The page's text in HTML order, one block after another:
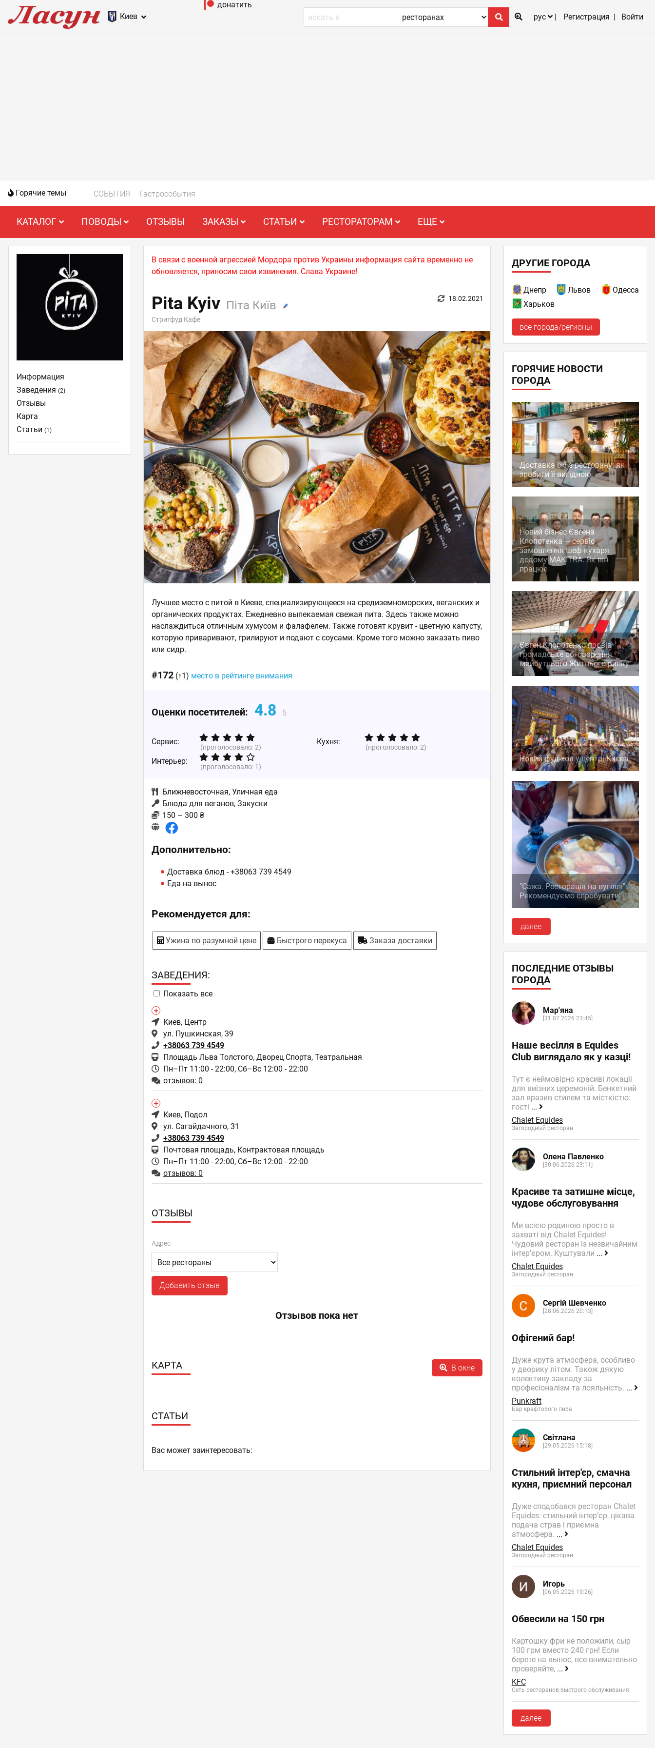
Киев
донатить
рус
Регистрация Войти
Горячие темы СОБЫТИЯ Гастрособытия
КАТАЛОГ ПОВОДЫ ОТЗЫВЫ ЗАКАЗЫ СТАТЬИ РЕСТОРАТОРАМ ЕЩЕ
В связи с военной агрессией Мордора против Украины информация сайта временно не
обновляется, приносим свои извинения. Слава Украине!
Pita Kyiv Піта Київ
Стритфуд Кафе
18.02.2021
Лучшее место с питой в Киеве, специализирующееся на средиземноморских, веганских и
органических продуктах. Ежедневно выпекаемая свежая пита. Здесь также можно
наслаждиться отличным хумусом и фалафелем. Также готовят крувит - цветную капусту,
которую приваривают, грилируют и подают с соусами. Кроме того можно заказать пиво
или сидр.
#172 (↑1) место в рейтинге внимания
Оценки посетителей: 4.8 5
Сервис:
(проголосовало:2)
Кухня:
(проголосовало:2)
Интерьер:
(проголосовало: 1)
Ближневосточная,Уличная еда
Блюда для веганов, Закуски
150 – 300 ₴
Дополнительно:
Доставка блюд - +38063 739 4549
Еда на вынос
Рекомендуется для:
Ужина по разумной цене Быстрого перекуса Заказа доставки
ЗAВЕДЕНИЯ:
Показать все
Киев, Центр
ул. Пушкинская, 39
+38063 739 4549
Площадь Льва Толстого, Дворец Спорта, Театральная
Пн–Пт 11:00 - 22:00, Сб–Вс 12:00 - 22:00
отзывов: 0
Киев, Подол
ул. Сагайдачного, 31
+38063 739 4549
Почтовая площадь, Контрактовая площадь
Пн–Пт 11:00 - 22:00, Сб–Вс 12:00 - 22:00
отзывов: 0
ОТЗЫВЫ
Адрес
Добавить отзыв
Отзывов пока нет
КАРТА В окне
СТАТЬИ
Информация
Заведения(2)
Отзывы
Карта
Статьи(1)
Ваc может заинтересовать:
ДРУГИЕ ГОРОДА
Днепр Львов
Одесса
Харьков
все города/регионы
ГОРЯЧИЕ НОВОСТИ
ГОРОДА
Доставка їжі з ресторану: як
зробити її вигідною
Новий бізнес Євгена
Клопотенка — сервіс
замовлення шеф-кухаря
додому MAKITRA. Як він
працює
Євген Клопотенко провів
громадське обговорення
майбутнього Житнього ринку
Новий фуд-хол у центрі Києва
"Сажа. Ресторація на вугіллі":
Рекомендуємо спробувати!
далее
ПОСЛЕДНИЕ ОТЗЫВЫ
ГОРОДА
Мар'яна
[31.07.2026 23:45]
Наше весілля в Equides
Club виглядало як у казці!
Тут є неймовірно красиві локаціі
для виїзних церемоній. Бенкетний
зал вразив стилем та місткістю:
гості ...
Chalet Equides
Загородный ресторан
Олена Павленко
[30.06.2026 23:11]
Красиве та затишне місце,
чудове обслуговування
Ми всією родиною просто в
захваті від Chalet Equides!
Чудовий ресторан із незвичайним
інтер'єром. Куштували ...
Chalet Equides
Загородный ресторан
Сергій Шевченко
[28.06.2026 20:13]
Офігений бар!
Дуже крута атмосфера, особливо
у дворику літом. Також дякую
колективу закладу за
професіоналізм та лояльність. ...
Punkraft
Бар крафтового пива
Світлана
[29.05.2026 15:18]
Стильний інтер'єр, смачна
кухня, приємний персонал
Дуже сподобався ресторан Chalet
Equides: стильний інтер’єр, цікава
подача страв і приємна
атмосфера. ...
Chalet Equides
Загородный ресторан
Игорь
[06.05.2026 19:26]
Обвесили на 150 грн
Картошку фри не положили, сыр
100 грм вместо 240 грн! Если
берете на вынос, все внимательно
проверяйте, ...
KFC
Сеть ресторанов быстрого обслуживания
далее